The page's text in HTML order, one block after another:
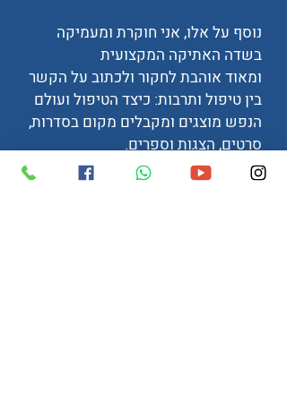
נוסף על אלו, אני חוקרת ומעמיקה
בשדה האתיקה המקצועית
ומאוד אוהבת לחקור ולכתוב על הקשר
בין טיפול ותרבות: כיצד הטיפול ועולם
הנפש מוצגים ומקבלים מקום בסדרות,
סרטים, הצגות וספרים.
אחת לתקופה אני שולחת תכנים